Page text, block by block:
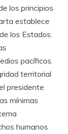
los principios
establece
los Estados.
pacíficos.
territorial
presidente
mínimas
humanos